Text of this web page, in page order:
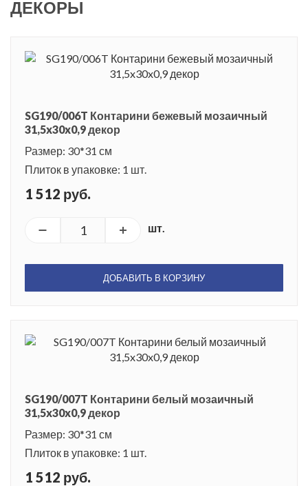
ДЕКОРЫ
SG190/006T Контарини бежевый мозаичный
31,5x30x0,9 декор
Размер: 30*31 см
Плиток в упаковке: 1 шт.
1 512 руб.
шт.
ДОБАВИТЬ В КОРЗИНУ
SG190/007T Контарини белый мозаичный
31,5x30x0,9 декор
Размер: 30*31 см
Плиток в упаковке: 1 шт.
1 512 руб.